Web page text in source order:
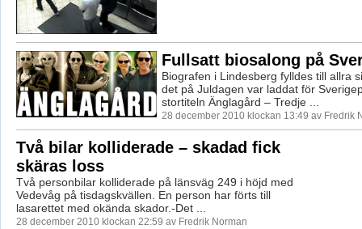
Fullsatt biosalong på
Biografen i Lindesberg fylldes till allra
det på Juldagen var laddat för
stortiteln Änglagård – Tredje ...
28 december 2010 klockan 13:49 av Fredrik
Två bilar kolliderade – skadad fick
skäras loss
Två personbilar kolliderade på länsväg 249 i höjd med
Vedevåg på tisdagskvällen. En person har förts till
lasarettet med okända skador.-Det ...
28 december 2010 klockan 22:59 av Fredrik Norman